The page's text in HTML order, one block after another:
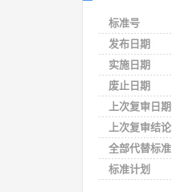
标准号
发布日期
实施日期
废止日期
上次复审日期
上次复审结论
全部代替标准
标准计划